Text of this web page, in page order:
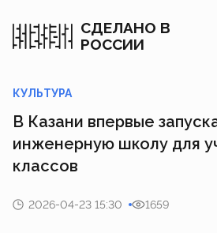
СДЕЛАНО В
РОССИИ
КУЛЬТУРА
В Казани впервые
инженерную школу для
классов
2026-04-23 15:30 1659